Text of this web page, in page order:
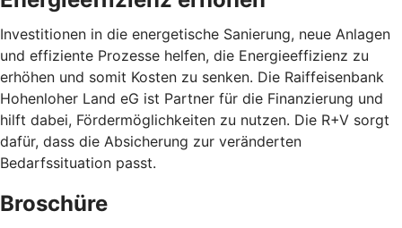
Investitionen in die energetische Sanierung, neue Anlagen
und effiziente Prozesse helfen, die Energieeffizienz zu
erhöhen und somit Kosten zu senken. Die Raiffeisenbank
Hohenloher Land eG ist Partner für die Finanzierung und
hilft dabei, Fördermöglichkeiten zu nutzen. Die R+V sorgt
dafür, dass die Absicherung zur veränderten
Bedarfssituation passt.
Broschüre